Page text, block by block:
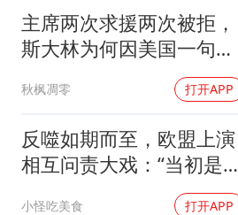
主席两次求援两次被拒，
斯大林为何因美国一句话
秋枫凋零 打开APP
反噬如期而至，欧盟上演
相互问责大戏：“当初是谁
提议制裁中企的？”
小怪吃美食 打开APP